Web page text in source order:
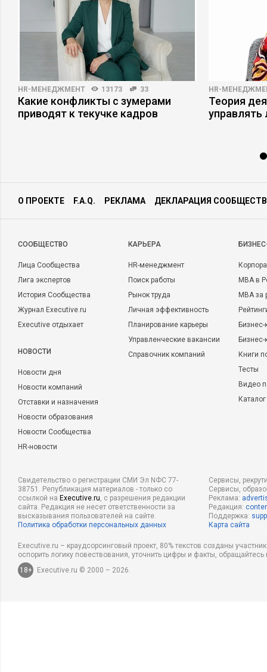
HR-МЕНЕДЖМЕНТ 13173 33
Какие конфликты с зумерами
приводят к текучке кадров
HR-
Теория
О ПРОЕКТЕ F.A.Q. РЕКЛАМА ДЕКЛАРАЦИЯ
CООБЩЕСТВО
Лица Сообщества
Лига экспертов
История Сообщества
Журнал Executive.ru
Executive отдыхает
НОВОСТИ
Новости дня
Новости компаний
Отставки и назначения
Новости образования
Новости Сообщества
HR-новости
КАРЬЕРА
HR-менеджмент
Поиск работы
Рынок труда
Личная эффективность
Планирование карьеры
Управленческие вакансии
Справочник компаний
MBA в
MBA
Бизнес-
Книги
Тесты
Видео
Свидетельство о регистрации СМИ Эл NФС 77-
38751. Републикация материалов - только со
ссылкой на Executive.ru, с разрешения редакции
сайта. Редакция не несет ответственности за
высказывания пользователей на сайте.
Политика обработки персональных данных
Сервисы,
Сервисы,
Реклама:
Редакция:
Поддержка:
Карта сайта
Executive.ru – краудсорсинговый проект, 80% текстов созданы
оспорить логику повествования, уточнить цифры и факты,
18+
Executive.ru © 2000 – 2026.